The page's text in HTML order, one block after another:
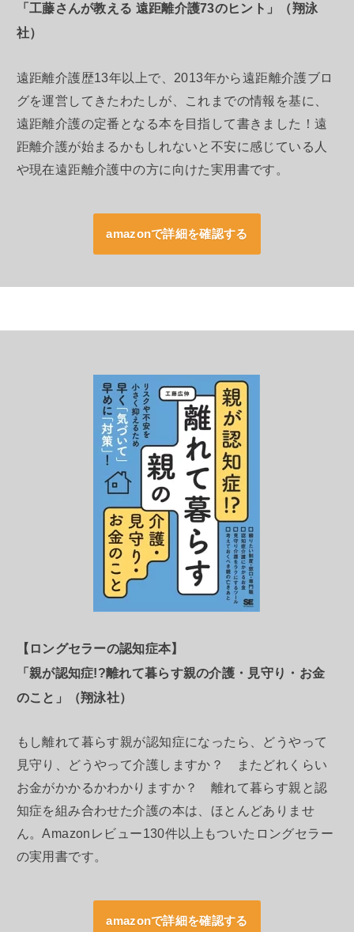
「工藤さんが教える 遠距離介護73のヒント」（翔泳
社）
遠距離介護歴13年以上で、2013年から遠距離介護ブロ
グを運営してきたわたしが、これまでの情報を基に、
遠距離介護の定番となる本を目指して書きました！遠
距離介護が始まるかもしれないと不安に感じている人
や現在遠距離介護中の方に向けた実用書です。
amazonで詳細を確認する
【ロングセラーの認知症本】
「親が認知症!?離れて暮らす親の介護・見守り・お金
のこと」（翔泳社）
もし離れて暮らす親が認知症になったら、どうやって
見守り、どうやって介護しますか？ またどれくらい
お金がかかるかわかりますか？ 離れて暮らす親と認
知症を組み合わせた介護の本は、ほとんどありませ
ん。Amazonレビュー130件以上もついたロングセラー
の実用書です。
amazonで詳細を確認する